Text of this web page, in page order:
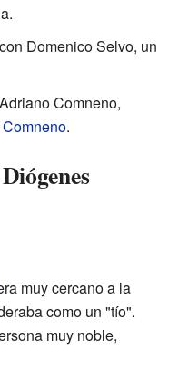
Domenico Selvo, un
Comneno,
.
muy cercano a la
como un "tío".
muy noble,